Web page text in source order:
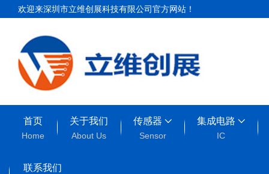
欢迎来深圳市立维创展科技有限公司官方网站！
首页
Home
关于我们
About Us
传感器
Sensor
集成电路
IC
联系我们